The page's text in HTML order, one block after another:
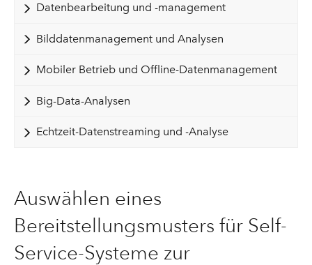
Datenbearbeitung und -management
Bilddatenmanagement und Analysen
Mobiler Betrieb und Offline-Datenmanagement
Big-Data-Analysen
Echtzeit-Datenstreaming und -Analyse
Auswählen eines
Bereitstellungsmusters für Self-
Service-Systeme zur